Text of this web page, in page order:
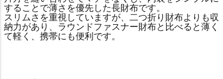
することで薄さを優先した長財布です。
スリムさを重視していますが、二つ折り財布よりも収
納力があり、ラウンドファスナー財布と比べると薄く
て軽く、携帯にも便利です。